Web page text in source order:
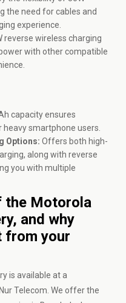
the need for cables and
experience.
reverse wireless charging
with other compatible
capacity ensures
smartphone users.
Options: Offers both high-
along with reverse
you with multiple
the Motorola
and why
from your
is available at a
Telecom. We offer the